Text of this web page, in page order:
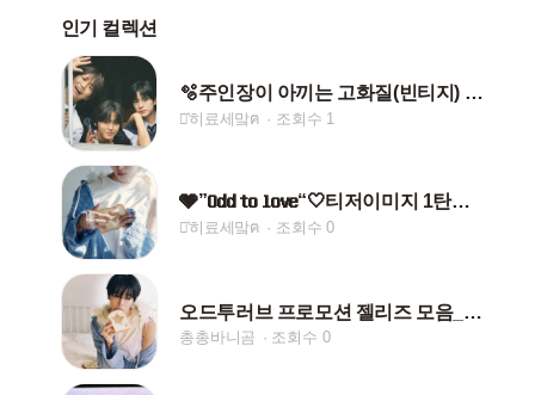
인기 컬렉션
🫧주인장이 아끼는 고화질(빈티지) 위시 감성사진2탄💚⭐️
⋆͛히료세맠ฅ 조회수 1
🩶”𝐎𝐝𝐝 𝐭𝐨 𝐥𝐨𝐯𝐞“🤍티저이미지 1탄에로스온리유
⋆͛히료세맠ฅ 조회수 0
오드투러브 프로모션 젤리즈 모음_1💚
총총바니곰 조회수 0